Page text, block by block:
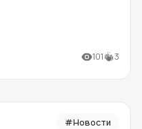
101 3
#Новости